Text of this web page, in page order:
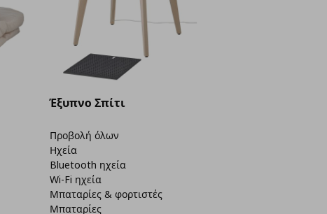
Έξυπνο Σπίτι
Προβολή όλων
Ηχεία
Bluetooth ηχεία
Wi-Fi ηχεία
Μπαταρίες & φορτιστές
Μπαταρίες